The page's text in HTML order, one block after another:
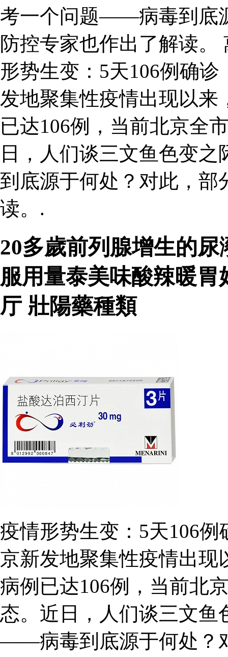
考一个问题——病毒到底
防控专家也作出了解读。
形势生变：5天106例确
发地聚集性疫情出现以来
已达106例，当前北京全
日，人们谈三文鱼色变
到底源于何处？对此，部
读。.
20多歲前列腺增生的
服用量泰美味酸辣暖
厅 壯陽藥種類
疫情形势生变：5天106
京新发地聚集性疫情出现
病例已达106例，当前北
态。近日，人们谈三文鱼
——病毒到底源于何处？